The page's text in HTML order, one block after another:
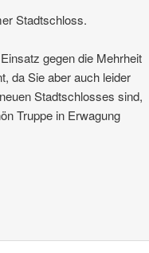
Stadtschloss.
gegen die Mehrheit
da Sie aber auch leider
Stadtschlosses sind,
Truppe in Erwagung